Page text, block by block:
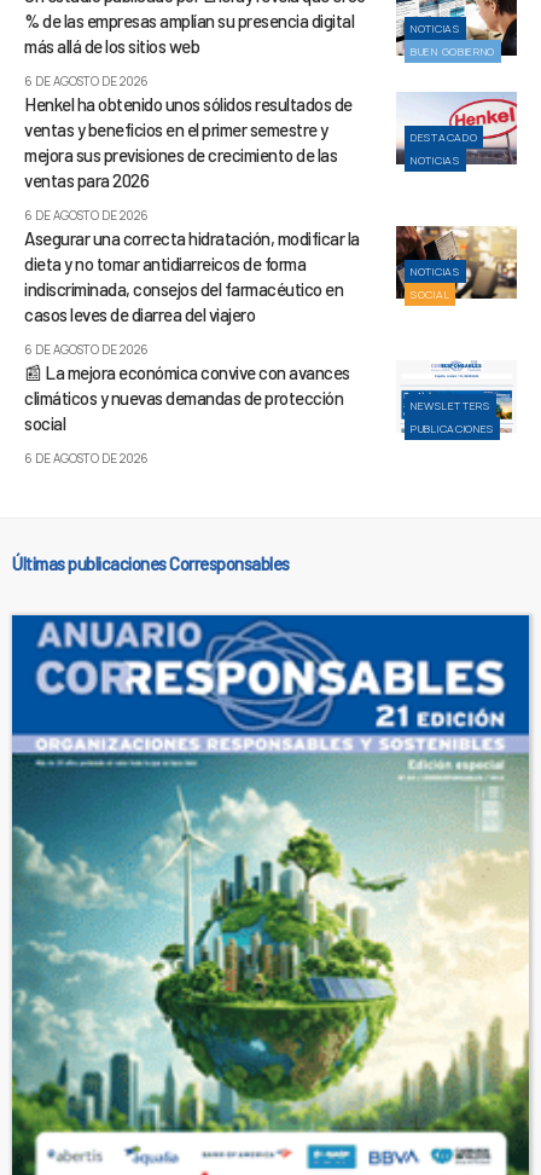
NOTICIAS
BUEN GOBIERNO
% de las empresas amplían su presencia digital
más allá de los sitios web
6 DE AGOSTO DE 2026
DESTACADO
NOTICIAS
Henkel ha obtenido unos sólidos resultados de
ventas y beneficios en el primer semestre y
mejora sus previsiones de crecimiento de las
ventas para 2026
6 DE AGOSTO DE 2026
NOTICIAS
SOCIAL
Asegurar una correcta hidratación, modificar la
dieta y no tomar antidiarreicos de forma
indiscriminada, consejos del farmacéutico en
casos leves de diarrea del viajero
6 DE AGOSTO DE 2026
NEWSLETTERS
PUBLICACIONES
📰 La mejora económica convive con avances
climáticos y nuevas demandas de protección
social
6 DE AGOSTO DE 2026
Últimas publicaciones Corresponsables